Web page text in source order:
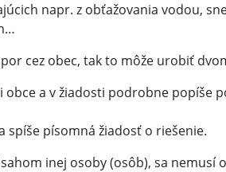
napr. z obťažovania vodou,
cez obec, tak to môže urobiť
a v žiadosti podrobne popíše
písomná žiadosť o riešenie.
inej osoby (osôb), sa nemusí